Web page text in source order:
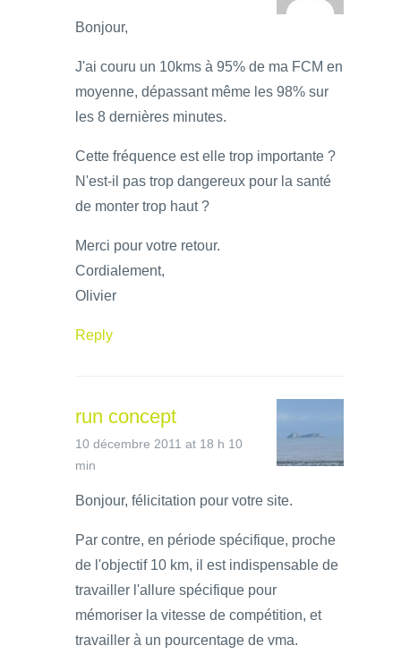
Bonjour,
J'ai couru un 10kms à 95% de ma FCM en
moyenne, dépassant même les 98% sur
les 8 dernières minutes.
Cette fréquence est elle trop importante ?
N'est-il pas trop dangereux pour la santé
de monter trop haut ?
Merci pour votre retour.
Cordialement,
Olivier
Reply
run concept
10 décembre 2011 at 18 h 10
min
Bonjour, félicitation pour votre site.
Par contre, en période spécifique, proche
de l'objectif 10 km, il est indispensable de
travailler l'allure spécifique pour
mémoriser la vitesse de compétition, et
travailler à un pourcentage de vma.